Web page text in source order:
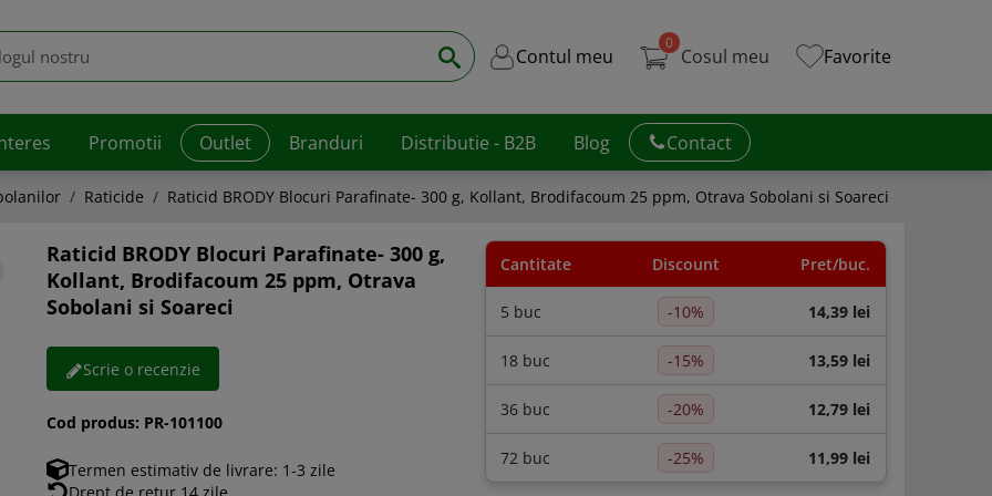
Contul meu
0
Cosul meu Favorite
Promotii Outlet Branduri Distributie - B2B Blog Contact
Raticide Raticid BRODY Blocuri Parafinate- 300 g, Kollant, Brodifacoum 25 ppm, Otrava Sobolani si Soareci
Raticid BRODY Blocuri Parafinate- 300 g,
Kollant, Brodifacoum 25 ppm, Otrava
Sobolani si Soareci
Scrie o recenzie
Cod produs: PR-101100
Termen estimativ de livrare: 1-3 zile
Cantitate Discount Pret/buc.
5 buc -10% 14,39 lei
18 buc -15% 13,59 lei
36 buc -20% 12,79 lei
72 buc -25% 11,99 lei